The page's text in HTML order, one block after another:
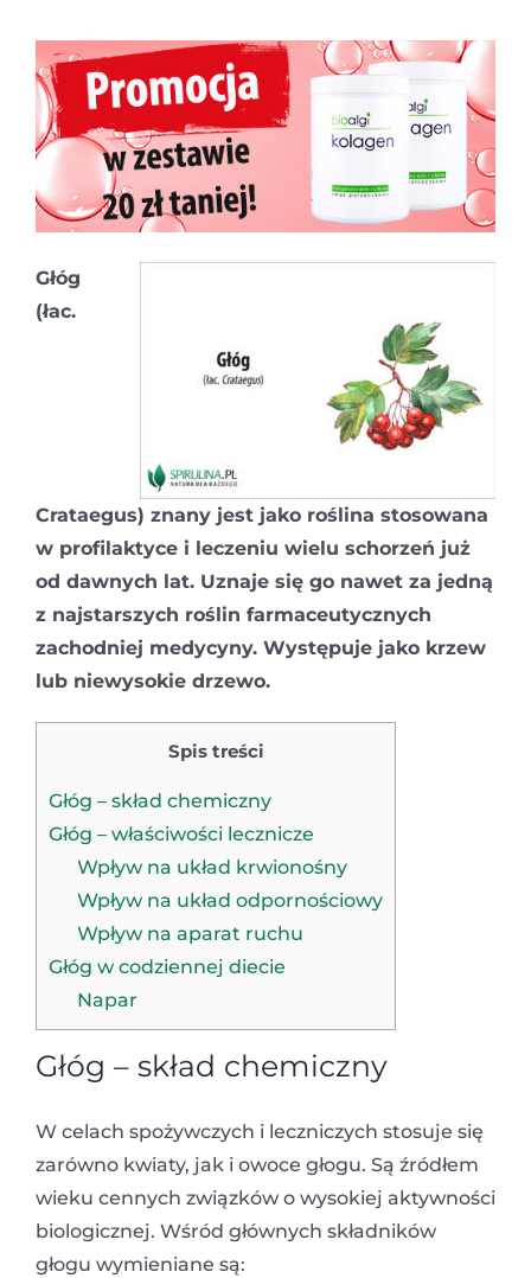
Głóg
(łac.
Crataegus) znany jest jako roślina stosowana
w profilaktyce i leczeniu wielu schorzeń już
od dawnych lat. Uznaje się go nawet za jedną
z najstarszych roślin farmaceutycznych
zachodniej medycyny. Występuje jako krzew
lub niewysokie drzewo.
Spis treści
Głóg – skład chemiczny
Głóg – właściwości lecznicze
Wpływ na układ krwionośny
Wpływ na układ odpornościowy
Wpływ na aparat ruchu
Głóg w codziennej diecie
Napar
Głóg – skład chemiczny
W celach spożywczych i leczniczych stosuje się
zarówno kwiaty, jak i owoce głogu. Są źródłem
wieku cennych związków o wysokiej aktywności
biologicznej. Wśród głównych składników
głogu wymieniane są: